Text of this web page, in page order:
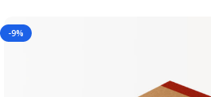
-9%